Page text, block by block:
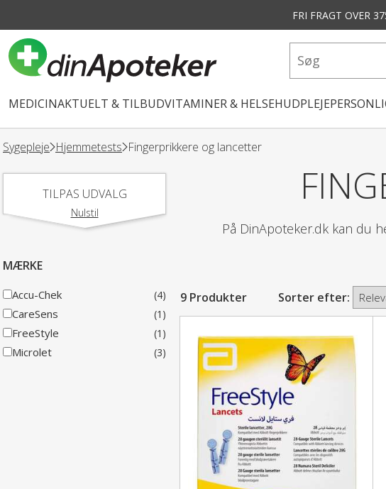
FRI FRAGT OVER
MEDICINAKTUELT & TILBUDVITAMINER & HELSEHUDPLEJE
Sygepleje Hjemmetests Fingerprikkere og lancetter
TILPAS UDVALG
Nulstil
MÆRKE
Accu-Chek (4)
CareSens (1)
FreeStyle (1)
Microlet (3)
På DinApoteker.dk kan du
9 Produkter Sorter efter: